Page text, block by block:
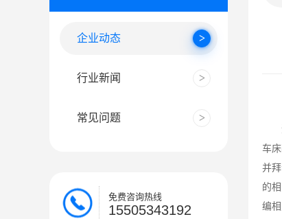
企业动态
行业新闻
常见问题
免费咨询热线
15505343192
车
并
的
编